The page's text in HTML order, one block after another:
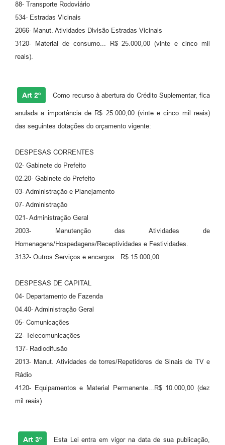
Contratos
Carta de Serviços
Legislação
Legislação para Concurso
Sic
Lei Aldir Blanc
PNAB - CICLO 2
Prestação de Contas Secretária de Saúde
Prestação de Contas Secretaria de Educação
RELATÓRIO ESPORTE MUNICIPAL 2025
88- Transporte Rodoviário
534- Estradas Vicinais
2066- Manut. Atividades Divisão Estradas Vicinais
3120- Material de consumo... R$ 25.000,00 (vinte e cinco mil
reais).
Art 2º Como recurso à abertura do Crédito Suplementar, fica
anulada a importância de R$ 25.000,00 (vinte e cinco mil reais)
das seguintes dotações do orçamento vigente:
DESPESAS CORRENTES
02- Gabinete do Prefeito
02.20- Gabinete do Prefeito
03- Administração e Planejamento
07- Administração
021- Administração Geral
2003- Manutenção das Atividades de
Homenagens/Hospedagens/Receptividades e Festividades.
3132- Outros Serviços e encargos...R$ 15.000,00
DESPESAS DE CAPITAL
04- Departamento de Fazenda
04.40- Administração Geral
05- Comunicações
22- Telecomunicações
137- Radiodifusão
2013- Manut. Atividades de torres/Repetidores de Sinais de TV e
Rádio
4120- Equipamentos e Material Permanente...R$ 10.000,00 (dez
mil reais)
Art 3º Esta Lei entra em vigor na data de sua publicação,